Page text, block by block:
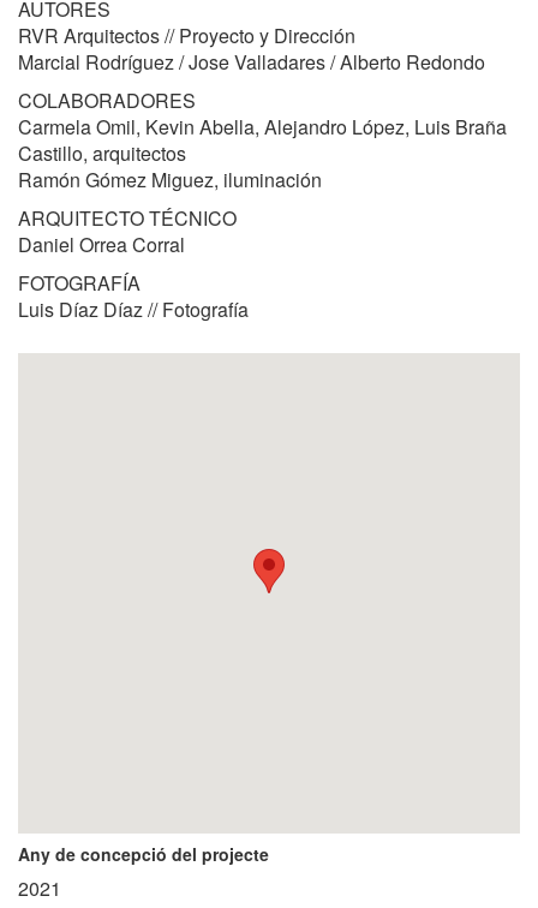
AUTORES
RVR Arquitectos // Proyecto y Dirección
Marcial Rodríguez / Jose Valladares / Alberto Redondo
COLABORADORES
Carmela Omil, Kevin Abella, Alejandro López, Luis Braña
Castillo, arquitectos
Ramón Gómez Miguez, iluminación
ARQUITECTO TÉCNICO
Daniel Orrea Corral
FOTOGRAFÍA
Luis Díaz Díaz // Fotografía
Any de concepció del projecte
2021